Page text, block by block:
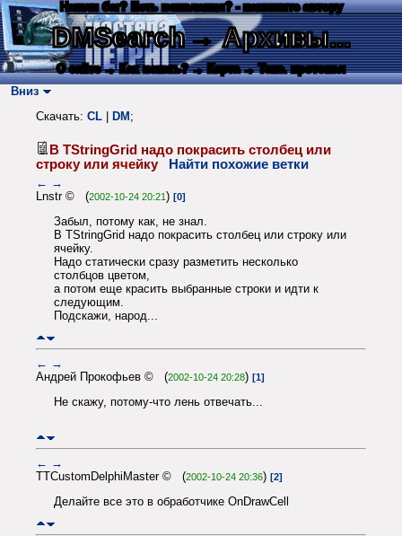
Нашли баг? Есть пожелания? - напишите автору
DMSearch→ Архивы...
О сайте → Как искать? → Карта → Текс. протокол
Вниз
Скачать: CL DM ;
В TStringGrid надо покрасить столбец или
строку или ячейку
Найти похожие ветки
← →
Lnstr © (2002-10-24 20:21) [0]
Забыл, потому как, не знал.
В TStringGrid надо покрасить столбец или строку или
ячейку.
Надо статически сразу разметить несколько
столбцов цветом,
а потом еще красить выбранные строки и идти к
следующим.
Подскажи, народ...
← →
Андрей Прокофьев © (2002-10-24 20:28) [1]
Не скажу, потому-что лень отвечать...
← →
TTCustomDelphiMaster © (2002-10-24 20:36) [2]
Делайте все это в обработчике OnDrawCell